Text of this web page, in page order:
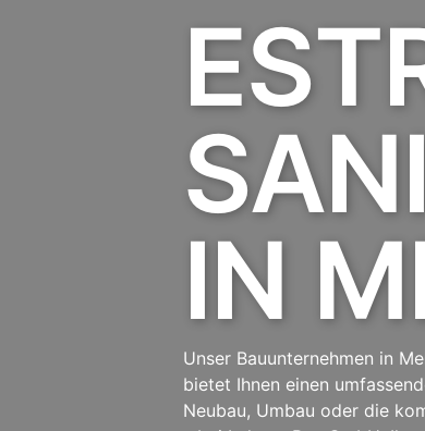
IN
Unser Bauunternehmen in
bietet Ihnen einen
Neubau, Umbau oder die